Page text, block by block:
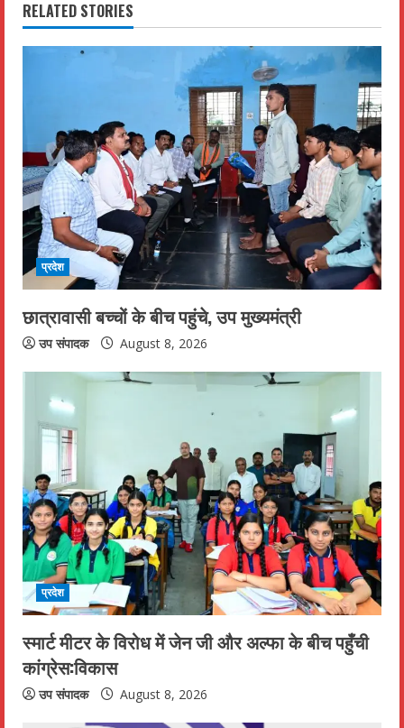
n
R
e
a
d
i
n
g
RELATED STORIES
प्रदेश
छात्रावासी बच्चों के बीच पहुंचे, उप मुख्यमंत्री
उप संपादक August 8, 2026
प्रदेश
स्मार्ट मीटर के विरोध में जेन जी और अल्फा के बीच पहुँची
कांग्रेस:विकास
उप संपादक August 8, 2026